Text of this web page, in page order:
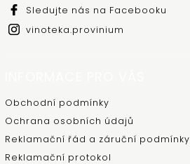
Sledujte nás na Facebooku
vinoteka.provinium
Obchodní podmínky
Ochrana osobních údajů
Reklamační řád a záruční podmínky
Reklamační protokol